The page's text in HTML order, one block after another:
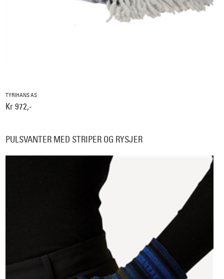
TYRIHANS AS
Kr 972,-
PULSVANTER MED STRIPER OG RYSJER